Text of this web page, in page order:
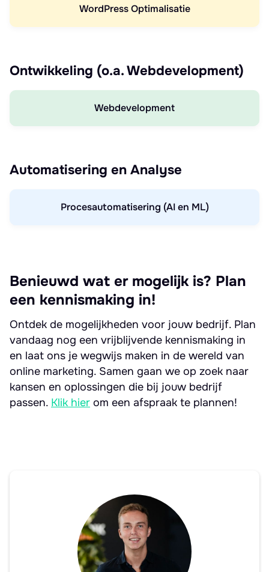
WordPress Optimalisatie
Ontwikkeling (o.a. Webdevelopment)
Webdevelopment
Automatisering en Analyse
Procesautomatisering (AI en ML)
Benieuwd wat er mogelijk is? Plan
een kennismaking in!
Ontdek de mogelijkheden voor jouw bedrijf. Plan
vandaag nog een vrijblijvende kennismaking in
en laat ons je wegwijs maken in de wereld van
online marketing. Samen gaan we op zoek naar
kansen en oplossingen die bij jouw bedrijf
passen. Klik hier om een afspraak te plannen!